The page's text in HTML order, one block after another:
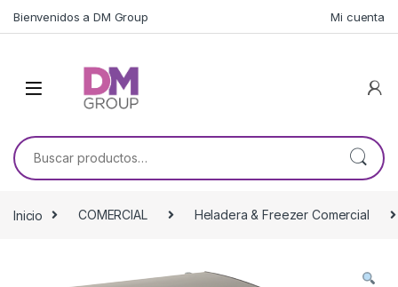
Bienvenidos a DM Group Mi cuenta
Buscar por:
Inicio COMERCIAL Heladera & Freezer Comercial